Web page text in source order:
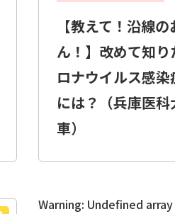
【教えて！沿線
ん！】改めて知
ロナウイルス感
には？（兵庫医
車）
Warning: Undefined